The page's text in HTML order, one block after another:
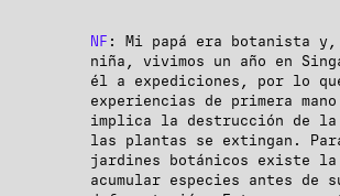
NF : Mi papá era botanista y,
niña, vivimos un año en
él a expediciones, por lo
experiencias de primera
implica la destrucción de la
las plantas se extingan.
jardines botánicos existe la
acumular especies antes de